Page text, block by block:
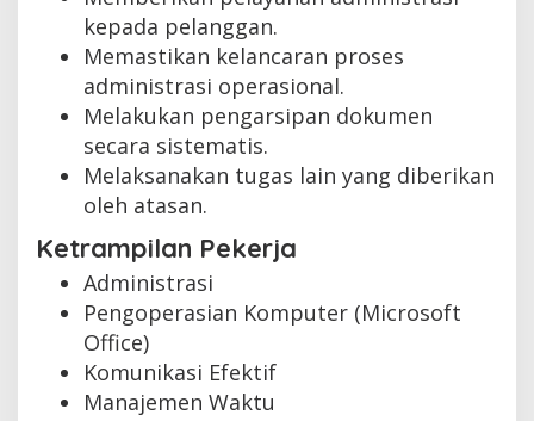
kepada pelanggan.
Memastikan kelancaran proses
administrasi operasional.
Melakukan pengarsipan dokumen
secara sistematis.
Melaksanakan tugas lain yang diberikan
oleh atasan.
Ketrampilan Pekerja
Administrasi
Pengoperasian Komputer (Microsoft
Office)
Komunikasi Efektif
Manajemen Waktu